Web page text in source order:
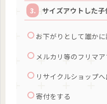
サイズアウトした
お下がりとして誰かに
メルカリ等のフリマ
リサイクルショップ
寄付をする